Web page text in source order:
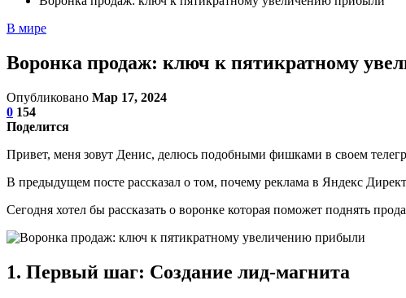
В мире
Воронка продаж: ключ к пятикратному
Опубликовано Мар 17, 2024
0 154
Поделится
Привет, меня зовут Денис, делюсь подобными фишками в своем
В предыдущем посте рассказал о том, почему реклама в Яндекс
Сегодня хотел бы рассказать о воронке которая поможет поднять
1. Первый шаг: Создание лид-магнита